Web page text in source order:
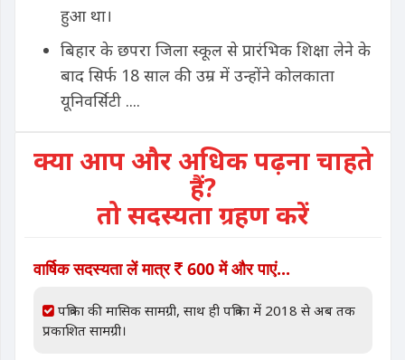
हुआ था।
बिहार के छपरा जिला स्कूल से प्रारंभिक शिक्षा लेने के
बाद सिर्फ 18 साल की उम्र में उन्होंने कोलकाता
यूनिवर्सिटी ....
क्या आप और अधिक पढ़ना चाहते
हैं?
तो सदस्यता ग्रहण करें
वार्षिक सदस्यता लें मात्र 600 में और पाएं...
पत्रिका की मासिक सामग्री, साथ ही पत्रिका में 2018 से अब तक
प्रकाशित सामग्री।